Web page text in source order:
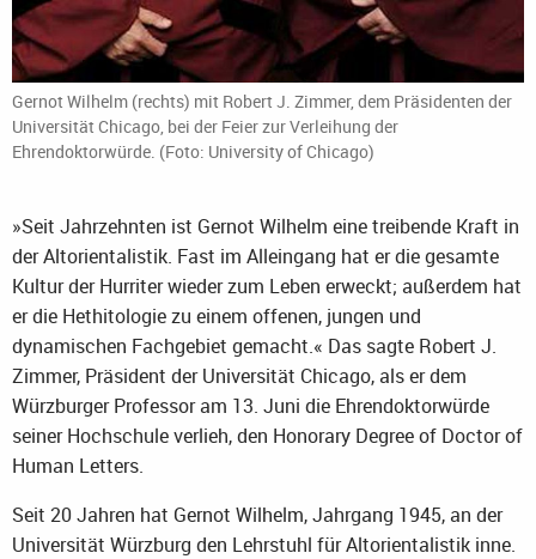
Gernot Wilhelm (rechts) mit Robert J. Zimmer, dem Präsidenten der
Universität Chicago, bei der Feier zur Verleihung der
Ehrendoktorwürde. (Foto: University of Chicago)
»Seit Jahrzehnten ist Gernot Wilhelm eine treibende Kraft in
der Altorientalistik. Fast im Alleingang hat er die gesamte
Kultur der Hurriter wieder zum Leben erweckt; außerdem hat
er die Hethitologie zu einem offenen, jungen und
dynamischen Fachgebiet gemacht.« Das sagte Robert J.
Zimmer, Präsident der Universität Chicago, als er dem
Würzburger Professor am 13. Juni die Ehrendoktorwürde
seiner Hochschule verlieh, den Honorary Degree of Doctor of
Human Letters.
Seit 20 Jahren hat Gernot Wilhelm, Jahrgang 1945, an der
Universität Würzburg den Lehrstuhl für Altorientalistik inne.